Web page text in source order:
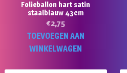
Folieballon hart satin
staalblauw 43cm
€2,75
TOEVOEGEN AAN
WINKELWAGEN